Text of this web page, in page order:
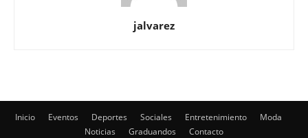
jalvarez
Inicio Eventos Deportes Sociales Entretenimiento
Moda
Noticias
Graduandos Contacto